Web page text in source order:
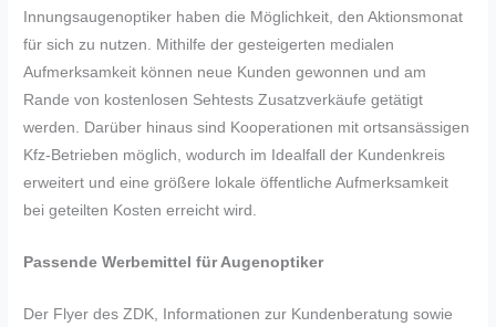
Innungsaugenoptiker haben die Möglichkeit, den Aktionsmonat
für sich zu nutzen. Mithilfe der gesteigerten medialen
Aufmerksamkeit können neue Kunden gewonnen und am
Rande von kostenlosen Sehtests Zusatzverkäufe getätigt
werden. Darüber hinaus sind Kooperationen mit ortsansässigen
Kfz-Betrieben möglich, wodurch im Idealfall der Kundenkreis
erweitert und eine größere lokale öffentliche Aufmerksamkeit
bei geteilten Kosten erreicht wird.
Passende Werbemittel für Augenoptiker
Der Flyer des ZDK, Informationen zur Kundenberatung sowie